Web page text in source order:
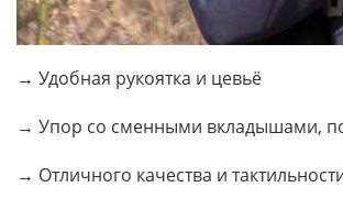
→ Удобная рукоятка и цевьё
→ Упор со сменными вкладышами,
→ Отличного качества и